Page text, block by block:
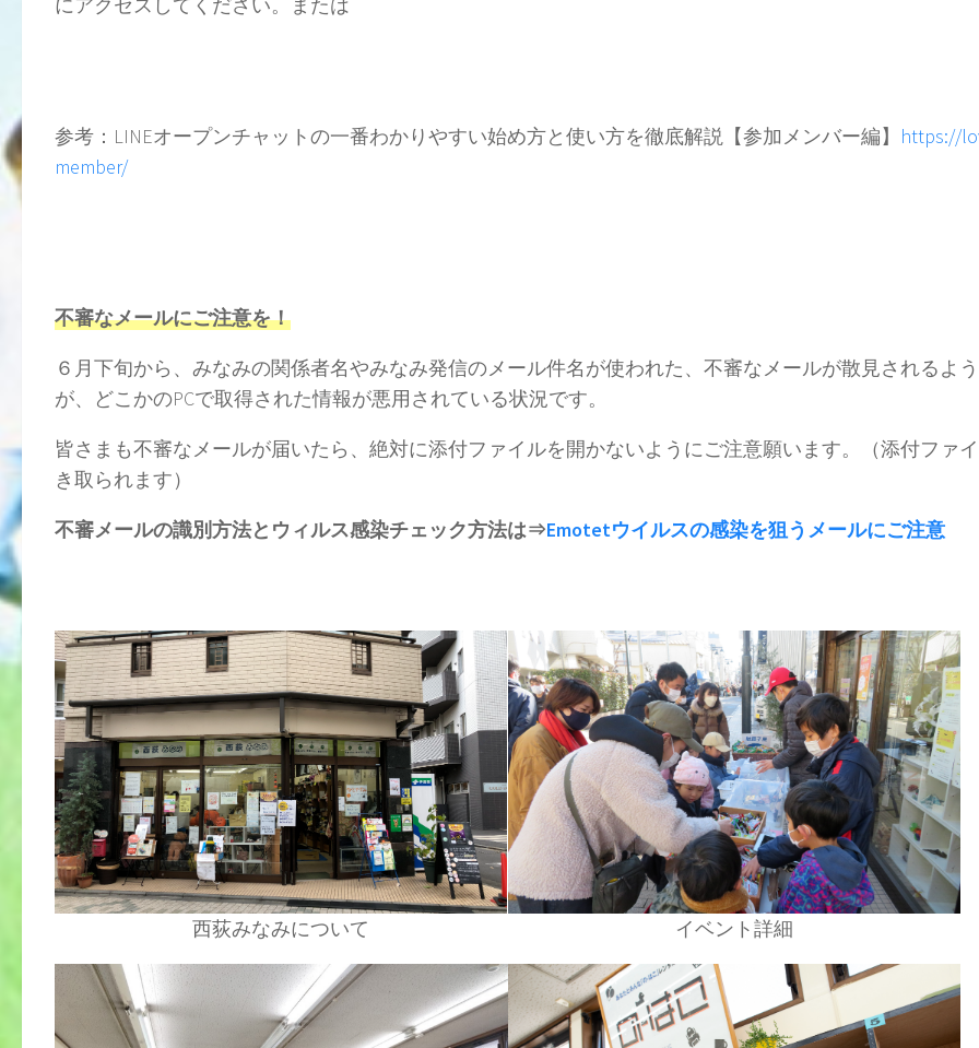
にアクセスしてください。または
参考：LINEオープンチャットの一番わかりやすい始め方と使い方を徹底解説【参加メンバー編】 https://
member/
不審なメールにご注意を！
６月下旬から、みなみの関係者名やみなみ発信のメール件名が使われた、不審なメールが散見されるよ
が、どこかのPCで取得された情報が悪用されている状況です。
皆さまも不審なメールが届いたら、絶対に添付ファイルを開かないようにご注意願います。（添付ファ
き取られます）
不審メールの識別方法とウィルス感染チェック方法は⇒Emotetウイルスの感染を狙うメールにご注意
西荻みなみについて イベント詳細